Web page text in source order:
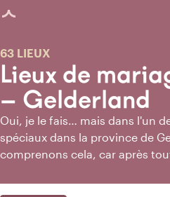
chargée
Lieux de
— Gelderland
63 LIEUX
Oui, je le fais… mais dans l'un
spéciaux dans la province de
comprenons cela, car après
vous avez recueilli